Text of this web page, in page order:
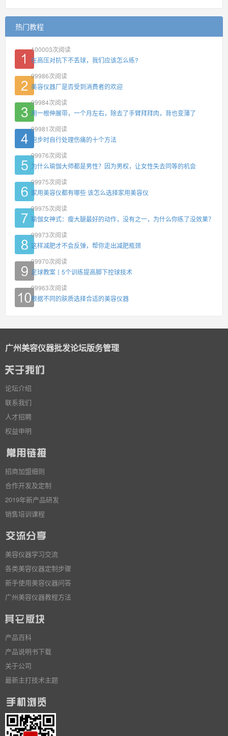
热门教程
100003次阅读
在高压对抗下不丢球，我们应该怎么练?
99986次阅读
美容仪器厂是否受到消费者的欢迎
99984次阅读
用一根伸展带，一个月左右，除去了手臂拜拜肉，背也变薄了
99981 次阅读
跑步时自行处理伤痛的十个方法
99976次阅读
为什么瑜伽大师都是男性？因为男权，让女性失去同等的机会
99975次阅读
家用美容仪都有哪些 该怎么选择家用美容仪
99975次阅读
瑜伽女神式：瘦大腿最好的动作，没有之一，为什么你练了没效果？
99973次阅读
这样减肥才不会反弹，帮你走出减肥瓶颈
99970次阅读
足球教案丨5个训练提高脚下控球技术
99963次阅读
根据不同的肤质选择合适的美容仪器
广州美容仪器批发论坛版务管理
论坛介绍
联系我们
人才招聘
权益申明
招商加盟细则
合作开发及定制
2019年新产品研发
销售培训课程
美容仪器学习交流
各类美容仪器定制步骤
新手使用美容仪器问答
广州美容仪器教程方法
产品百科
产品说明书下载
关于公司
最新主打技术主题